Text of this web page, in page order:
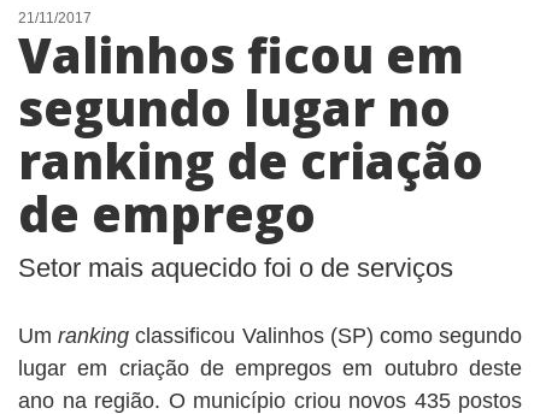
CIDADES
EVENTOS
EMPREGO
ANIVERSÁRIO DAS CIDADES
ANUNCIE
CONTATO
21/11/2017
Valinhos ficou em
segundo lugar no
ranking de criação
de emprego
Setor mais aquecido foi o de serviços
Umranking classificou Valinhos (SP) como segundo
lugar em criação de empregos em outubro deste
ano na região. O município criou novos 435 postos